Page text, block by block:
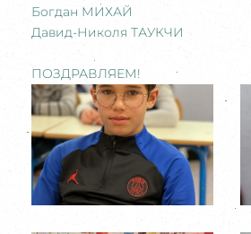
Богдан МИХАЙ
Давид-Николя ТАУКЧИ
ПОЗДРАВЛЯЕМ!